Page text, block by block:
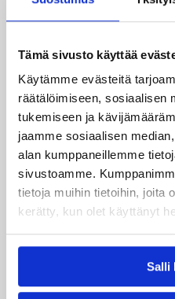
Tämä sivusto käyttää
Käytämme evästeitä
räätälöimiseen, sosiaalisen
tukemiseen ja
jaamme sosiaalisen
alan kumppaneillemme
sivustoamme.
tietoja muihin tietoihin, joita
kerätty, kun olet käyttänyt
Salli
Edulliset liput
Susiladiesin
myynnissä
Susiladiesin elokuun
Islanti-kotimaaottelu
puolestaan enää